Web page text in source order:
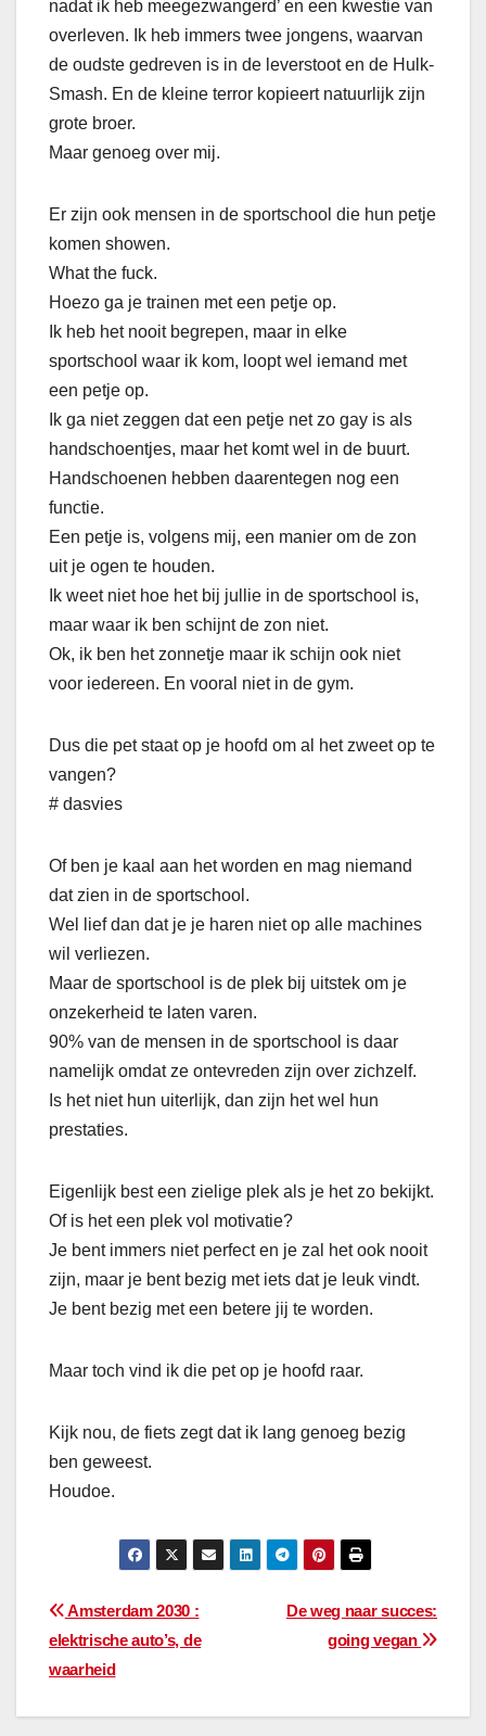
nadat ik heb meegezwangerd’ en een kwestie van
overleven. Ik heb immers twee jongens, waarvan
de oudste gedreven is in de leverstoot en de Hulk-
Smash. En de kleine terror kopieert natuurlijk zijn
grote broer.
Maar genoeg over mij.
Er zijn ook mensen in de sportschool die hun petje
komen showen.
What the fuck.
Hoezo ga je trainen met een petje op.
Ik heb het nooit begrepen, maar in elke
sportschool waar ik kom, loopt wel iemand met
een petje op.
Ik ga niet zeggen dat een petje net zo gay is als
handschoentjes, maar het komt wel in de buurt.
Handschoenen hebben daarentegen nog een
functie.
Een petje is, volgens mij, een manier om de zon
uit je ogen te houden.
Ik weet niet hoe het bij jullie in de sportschool is,
maar waar ik ben schijnt de zon niet.
Ok, ik ben het zonnetje maar ik schijn ook niet
voor iedereen. En vooral niet in de gym.
Dus die pet staat op je hoofd om al het zweet op te
vangen?
# dasvies
Of ben je kaal aan het worden en mag niemand
dat zien in de sportschool.
Wel lief dan dat je je haren niet op alle machines
wil verliezen.
Maar de sportschool is de plek bij uitstek om je
onzekerheid te laten varen.
90% van de mensen in de sportschool is daar
namelijk omdat ze ontevreden zijn over zichzelf.
Is het niet hun uiterlijk, dan zijn het wel hun
prestaties.
Eigenlijk best een zielige plek als je het zo bekijkt.
Of is het een plek vol motivatie?
Je bent immers niet perfect en je zal het ook nooit
zijn, maar je bent bezig met iets dat je leuk vindt.
Je bent bezig met een betere jij te worden.
Maar toch vind ik die pet op je hoofd raar.
Kijk nou, de fiets zegt dat ik lang genoeg bezig
ben geweest.
Houdoe.
Bericht
navigatie
De weg naar succes:
going vegan
Amsterdam 2030 :
elektrische auto’s, de
waarheid